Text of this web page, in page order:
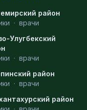
район
· врачи
Улугбекский
· врачи
район
· врачи
район